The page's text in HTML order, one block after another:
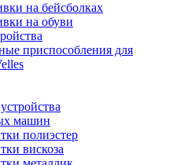
на бейсболках
на обуви
приспособления для
машин
полиэстер
вискоза